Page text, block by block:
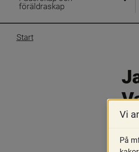
föräldraskap
Start
Vi
På